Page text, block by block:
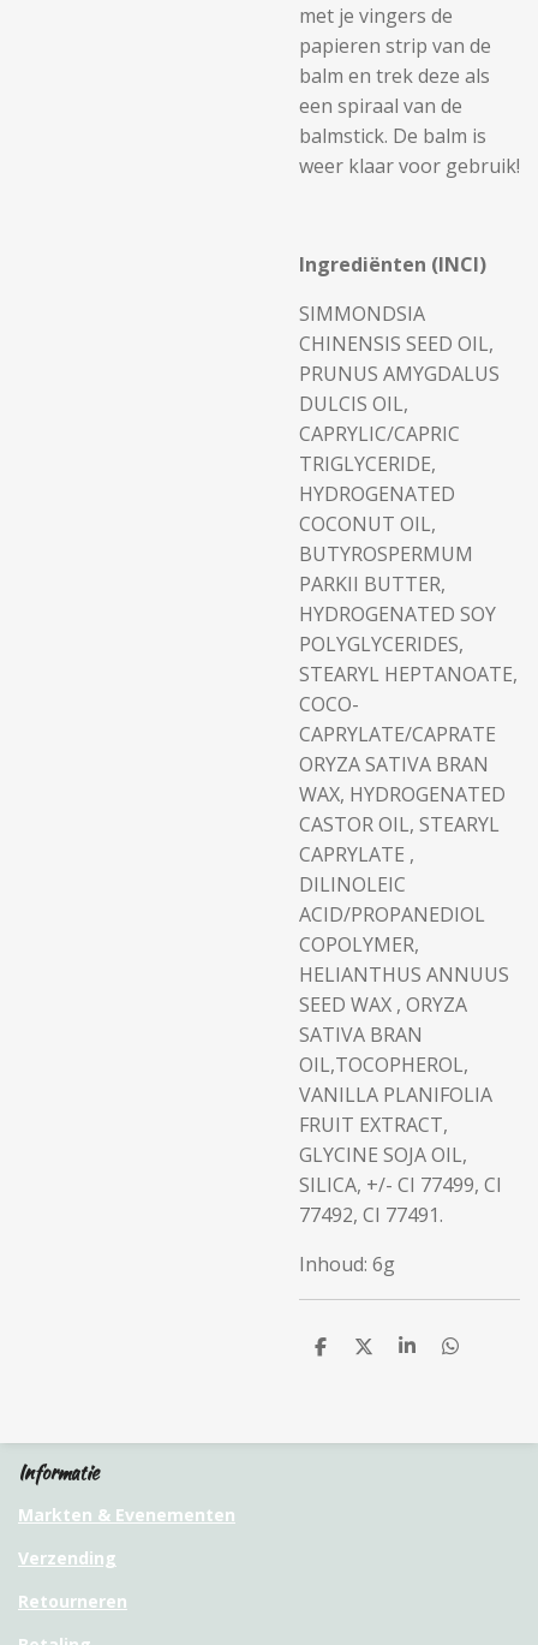
met je vingers de
papieren strip van de
balm en trek deze als
een spiraal van de
balmstick. De balm is
weer klaar voor gebruik!
Ingrediënten (INCI)
SIMMONDSIA
CHINENSIS SEED OIL,
PRUNUS AMYGDALUS
DULCIS OIL,
CAPRYLIC/CAPRIC
TRIGLYCERIDE,
HYDROGENATED
COCONUT OIL,
BUTYROSPERMUM
PARKII BUTTER,
HYDROGENATED SOY
POLYGLYCERIDES,
STEARYL HEPTANOATE,
COCO-
CAPRYLATE/CAPRATE
ORYZA SATIVA BRAN
WAX, HYDROGENATED
CASTOR OIL, STEARYL
CAPRYLATE ,
DILINOLEIC
ACID/PROPANEDIOL
COPOLYMER,
HELIANTHUS ANNUUS
SEED WAX , ORYZA
SATIVA BRAN
OIL,TOCOPHEROL,
VANILLA PLANIFOLIA
FRUIT EXTRACT,
GLYCINE SOJA OIL,
SILICA, +/- CI 77499, CI
77492, CI 77491.
Inhoud: 6g
D
D
S
D
Informatie
Markten & Evenementen
Verzending
Retourneren